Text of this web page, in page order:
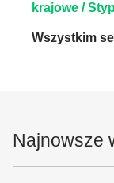
krajowe /
Wszystkim
Najnowsze